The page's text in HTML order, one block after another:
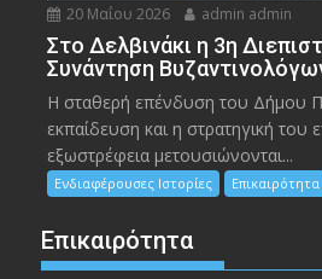
20 Μαΐου 2026 admin admin
Στο Δελβινάκι η 3η
Συνάντηση
Η σταθερή επένδυση του Δήμου
εκπαίδευση και η στρατηγική του
εξωστρέφεια μετουσιώνονται...
Ενδιαφέρουσες Ιστορίες Επικαιρότητα
Επικαιρότητα